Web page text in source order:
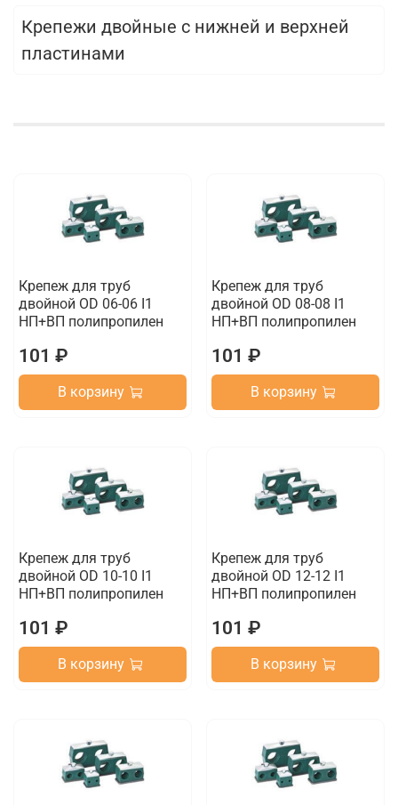
Крепежи двойные с нижней и верхней
пластинами
Крепеж для труб
двойной OD 06-06 I1
НП+ВП полипропилен
101 ₽
В корзину
Крепеж для труб
двойной OD 08-08 I1
НП+ВП полипропилен
101 ₽
В корзину
Крепеж для труб
двойной OD 10-10 I1
НП+ВП полипропилен
101 ₽
В корзину
Крепеж для труб
двойной OD 12-12 I1
НП+ВП полипропилен
101 ₽
В корзину